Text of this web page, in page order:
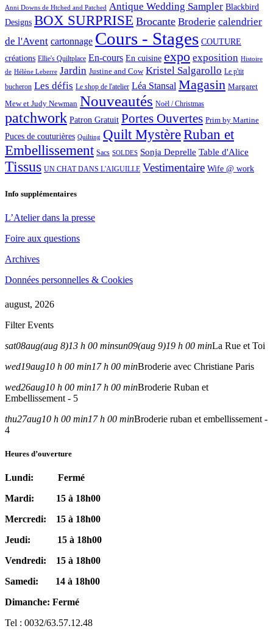
Anni Downs de Htched and Patched Antique Wedding Sampler Blackbird
Designs BOX SURPRISE Brocante Broderie calendrier
de l'Avent cartonnage Cours - Stages COUTURE
créations Ellie's Quiltplace En-cours En cuisine expo exposition Histoire
de Hélène Leberre Jardin Justine and Cow Kristel Salgarollo Le p'tit
bucheron Les défis Le shop de l'atelier Léa Stansal Magasin Margaret
Mew et Judy Newman Nouveautés Noël / Christmas
patchwork Patron Gratuit Portes Ouvertes Prim by Martine
Puces de couturières Quilting Quilt MystèreRuban et
Embellissement Sacs SOLDES Sonja Deprelle Table d'Alice
Tissus UN CHAT DANS L'AIGUILLE Vestimentaire Wife @ work
Info supplémentaires
L’Atelier dans la presse
Foire aux questions
Archives
Données personnelles & Cookies
august, 2026
Filter Events
sat08aug(aug 8)13 h 00 minsun09(aug 9)19 h 00 minLa Rue et Toi
wed19aug10 h 00 min17 h 00 minBroderie avec Christiane Paris
wed26aug10 h 00 min17 h 00 minBroderie Ruban et
Embellissement - 5
thu27aug10 h 00 min17 h 00 minBroderie ruban et embellissement -
4
Heures d’ouverture
Lundi: Fermé
Mardi: 15 à 18h00
Mercredi: 15 à 18h00
Jeudi: 15 à 18h00
Vendredi: 15 à 18h00
Samedi: 14 à 18h00
Dimanche: Fermé
Tel : 0032/63.57.12.48